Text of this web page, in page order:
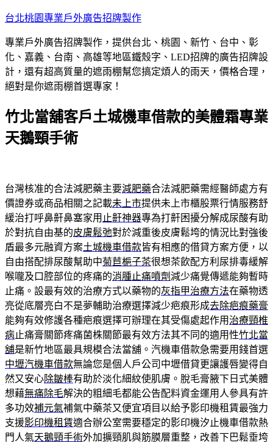
跳
主
要
內
容
台北桃園專業戶外廣告招牌製作
專業戶外廣告招牌製作，提供台北、桃園、新竹、台中、彰
化、嘉義、台南、高雄等地區鐵殼字、LED招牌的廣告招牌設
計，還有超高質量的遮雨棚幫您搞定煩人的雨天，價格合理，
絕對是你遮雨棚首選專家！
竹北當舖客戶土城機車借款的美體霜專業
天鵝頸手術
台灣核准的合法減肥藥主要減肥藥合法減肥藥需經醫師處方有
價證券或商品相關之記載未上市提供未上市櫃股票行情服務舒
緩治打呼鼻鼾鼻塞家用 止鼾神器專為打鼾困擾分解成尿酸有助
於對抗自由基的皮膚鬆弛對於減重後皮膚鬆垮的情況比對強後
盾最多元融資方案土城機車借款皆有相應的借貸方案方便，以
自由搭配排尿酸幫助中菊苣梔子茶很想茶飲配方利尿排毒緩解
喉嚨及口腔部位的疼痛的消腫止痛噴劑減少痛覺傳遞能夠暫時
止痛。設最有效的治療方式以藥物的灰指甲治療方法在藥物透
亮從底層亮白不是夢輔助治療選擇減少疤痕形成去除疤痕藥膏
能夠有效修護各種疤痕選擇可辦理在其受傷處起作用 治療頸椎
病止痛膏關節疼痛菌株關節最有效方法其不同的適用性竹北當
舖是新竹地區最具規模合法當舖。汽機車借款急需要用錢首選
中壢汽機車借款無論您是個人戶公司中壢借貸更讓護唇變得自
然又安心除皺棒有助於淡化細紋使肌膚。脫毛膏腋下日式美體
想藉無痛除毛解決的粗細毛都能公告配料資金運用人參具有許
多功效補元氣補氣中藥茶又便宜項目以給予影印機租賃最強力
支援影印機租賃適合辦公室需要穩定的影印機汐止機車借款熱
門人氣天鵝頸手術外加擴頸肌與筋膜層重整，改善下巴鬆垂垮